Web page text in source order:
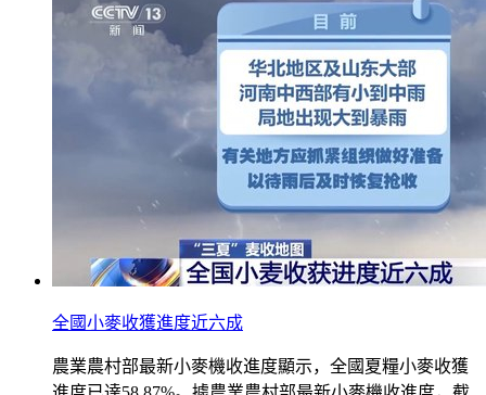
全國小麥收獲進度近六成
農業農村部最新小麥機收進度顯示，全國夏糧小麥收獲